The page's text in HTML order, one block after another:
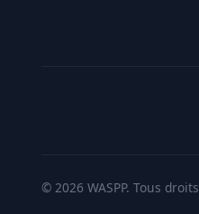
© 2026 WASPP. Tous